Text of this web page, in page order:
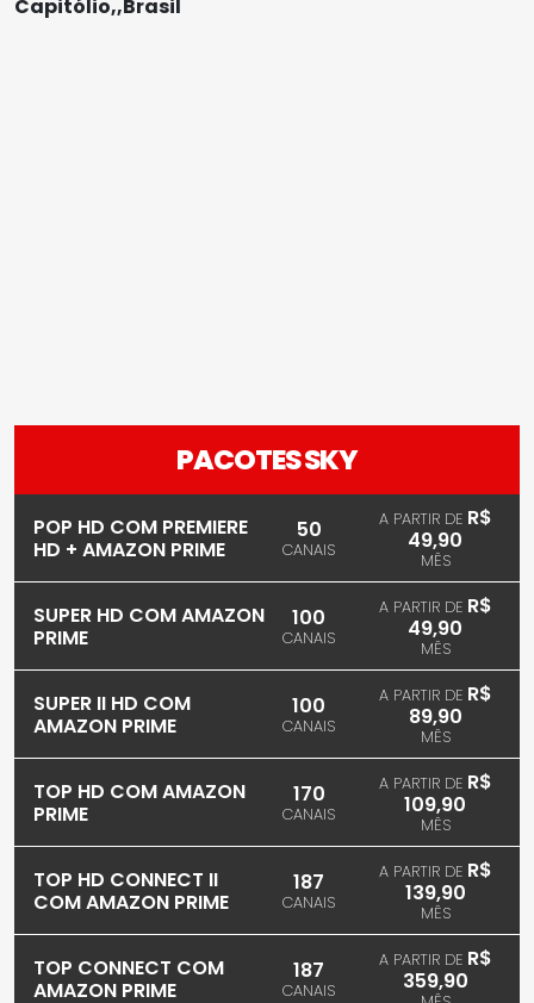
Capitólio,,Brasil
PACOTES SKY
POP HD COM PREMIERE
HD + AMAZON PRIME
50
CANAIS
A PARTIR DE R$
49,90
MÊS
SUPER HD COM AMAZON
PRIME
100
CANAIS
A PARTIR DE R$
49,90
MÊS
SUPER II HD COM
AMAZON PRIME
100
CANAIS
A PARTIR DE R$
89,90
MÊS
TOP HD COM AMAZON
PRIME
170
CANAIS
A PARTIR DE R$
109,90
MÊS
TOP HD CONNECT II
COM AMAZON PRIME
187
CANAIS
A PARTIR DE R$
139,90
MÊS
TOP CONNECT COM
AMAZON PRIME
187
CANAIS
A PARTIR DE R$
359,90